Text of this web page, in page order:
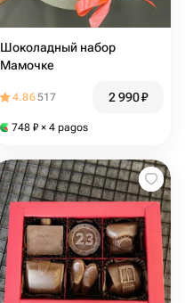
Шоколадный набор
Мамочке
4.86517 2 990₽
748 ₽ × 4 pagos